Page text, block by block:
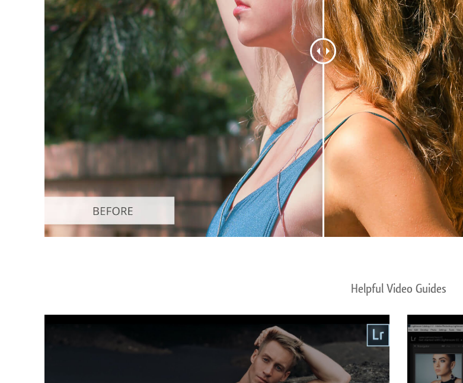
Servizi di ritocco del prodotto Servizi di ritocco gioielli
Helpful Video Guides